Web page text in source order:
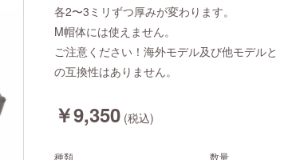
各2〜3ミリずつ厚みが変わります。
M帽体には使えません。
ご注意ください！海外モデル及び他モデルと
の互換性はありません。
￥9,350 (税込)
種類 数量